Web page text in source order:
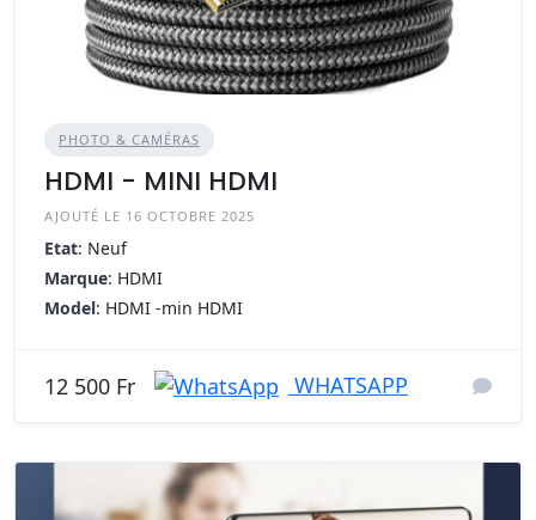
PHOTO & CAMÉRAS
HDMI - MINI HDMI
AJOUTÉ LE 16 OCTOBRE 2025
Etat: Neuf
Marque: HDMI
Model: HDMI -min HDMI
12 500 Fr WHATSAPP